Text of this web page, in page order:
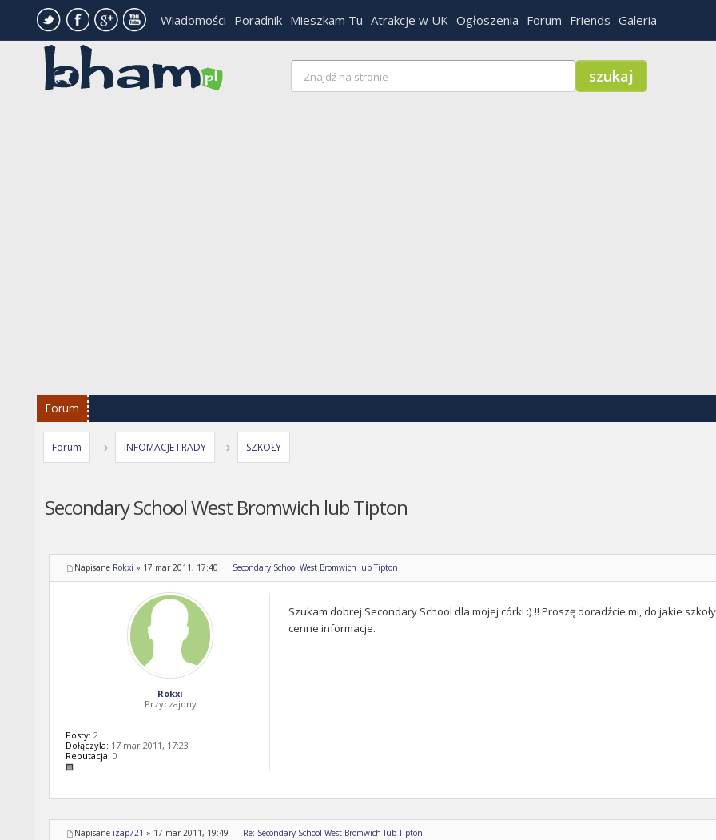
Wiadomości Poradnik Mieszkam Tu Atrakcje w UK Ogłoszenia Forum Friends Galeria
Forum
Forum INFOMACJE I RADY SZKOŁY
Secondary School West Bromwich lub Tipton
Napisane Rokxi » 17 mar 2011, 17:40 Secondary School West Bromwich lub Tipton
Szukam dobrej Secondary School dla mojej córki :) !! Proszę doradźcie mi, do jakie
cenne informacje.
Rokxi
Przyczajony
Posty: 2
Dołączyła: 17 mar 2011, 17:23
Reputacja: 0
Napisane izap721 » 17 mar 2011, 19:49 Re: Secondary School West Bromwich lub Tipton